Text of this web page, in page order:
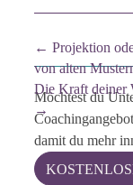
Möchtest du
damit du mehr
←Projektion
von alten
Die Kraft deiner
→